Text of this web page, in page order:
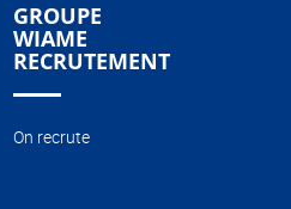
GROUPE
WIAME
RECRUTEMENT
On recrute